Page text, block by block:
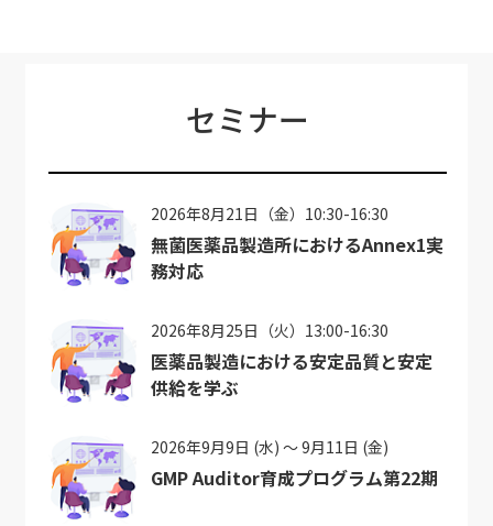
セミナー
2026年8月21日（金）10:30-16:30
無菌医薬品製造所におけるAnnex1実
務対応
2026年8月25日（火）13:00-16:30
医薬品製造における安定品質と安定
供給を学ぶ
2026年9月9日 (水) ～ 9月11日 (金)
GMP Auditor育成プログラム第22期